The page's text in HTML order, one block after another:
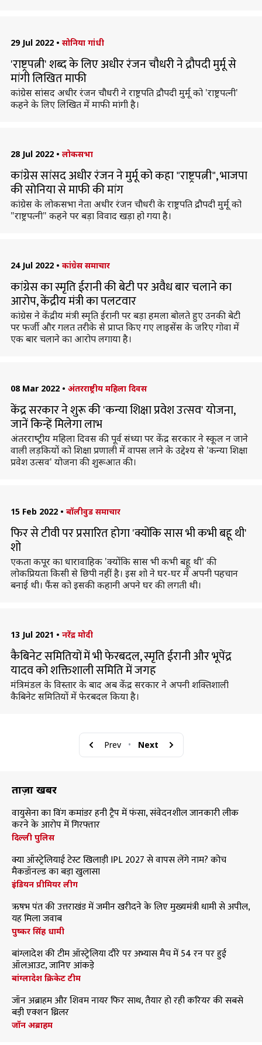
29 Jul 2022 • सोनिया गांधी
'राष्ट्रपत्नी' शब्द के लिए अधीर रंजन चौधरी ने द्रौपदी मुर्मू से
मांगी लिखित माफी
कांग्रेस सांसद अधीर रंजन चौधरी ने राष्ट्रपति द्रौपदी मुर्मू को 'राष्ट्रपत्नी'
कहने के लिए लिखित में माफी मांगी है।
28 Jul 2022 • लोकसभा
कांग्रेस सांसद अधीर रंजन ने मुर्मू को कहा "राष्ट्रपत्नी", भाजपा
की सोनिया से माफी की मांग
कांग्रेस के लोकसभा नेता अधीर रंजन चौधरी के राष्ट्रपति द्रौपदी मुर्मू को
"राष्ट्रपत्नी" कहने पर बड़ा विवाद खड़ा हो गया है।
24 Jul 2022 • कांग्रेस समाचार
कांग्रेस का स्मृति ईरानी की बेटी पर अवैध बार चलाने का
आरोप, केंद्रीय मंत्री का पलटवार
कांग्रेस ने केंद्रीय मंत्री स्मृति ईरानी पर बड़ा हमला बोलते हुए उनकी बेटी
पर फर्जी और गलत तरीके से प्राप्त किए गए लाइसेंस के जरिए गोवा में
एक बार चलाने का आरोप लगाया है।
08 Mar 2022 • अंतरराष्ट्रीय महिला दिवस
केंद्र सरकार ने शुरू की 'कन्या शिक्षा प्रवेश उत्सव' योजना,
जानें किन्हें मिलेगा लाभ
अंतरराष्‍ट्रीय महिला दिवस की पूर्व संध्या पर केंद्र सरकार ने स्कूल न जाने
वाली लड़कियों को शिक्षा प्रणाली में वापस लाने के उद्देश्य से 'कन्या शिक्षा
प्रवेश उत्सव' योजना की शुरूआत की।
15 Feb 2022 • बॉलीवुड समाचार
फिर से टीवी पर प्रसारित होगा 'क्योंकि सास भी कभी बहू थी'
शो
एकता कपूर का धारावाहिक 'क्योंकि सास भी कभी बहू थी' की
लोकप्रियता किसी से छिपी नहीं है। इस शो ने घर-घर में अपनी पहचान
बनाई थी। फैंस को इसकी कहानी अपने घर की लगती थी।
13 Jul 2021 • नरेंद्र मोदी
कैबिनेट समितियों में भी फेरबदल, स्मृति ईरानी और भूपेंद्र
यादव को शक्तिशाली समिति में जगह
मंत्रिमंडल के विस्तार के बाद अब केंद्र सरकार ने अपनी शक्तिशाली
कैबिनेट समितियों में फेरबदल किया है।
Prev • Next
ताज़ा खबरें
वायुसेना का विंग कमांडर हनी ट्रैप में फंसा, संवेदनशील जानकारी लीक
करने के आरोप में गिरफ्तार
दिल्ली पुलिस
क्या ऑस्ट्रेलियाई टेस्ट खिलाड़ी IPL 2027 से वापस लेंगे नाम? कोच
मैकडॉनल्ड का बड़ा खुलासा
इंडियन प्रीमियर लीग
ऋषभ पंत की उत्तराखंड में जमीन खरीदने के लिए मुख्यमंत्री धामी से अपील,
यह मिला जवाब
पुष्कर सिंह धामी
बांग्लादेश की टीम ऑस्ट्रेलिया दौरे पर अभ्यास मैच में 54 रन पर हुई
ऑलआउट, जानिए आंकड़े
बांग्लादेश क्रिकेट टीम
जॉन अब्राहम और शिवम नायर फिर साथ, तैयार हो रही करियर की सबसे
बड़ी एक्शन थ्रिलर
जॉन अब्राहम